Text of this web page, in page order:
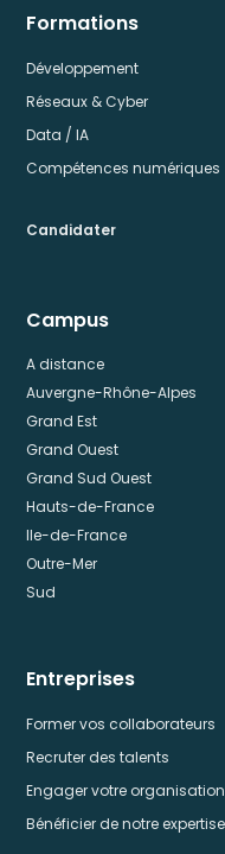
Formations
Développement
Réseaux & Cyber
Data / IA
Compétences numériques
Candidater
Campus
A distance
Auvergne-Rhône-Alpes
Grand Est
Grand Ouest
Grand Sud Ouest
Hauts-de-France
Ile-de-France
Outre-Mer
Sud
Entreprises
Former vos collaborateurs
Recruter des talents
Engager votre organisation
Bénéficier de notre expertise